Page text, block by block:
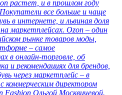
растет, и в прошлом году
все больше и чаще
в интернете, и львиная доля
маркетплейсах. Ozon – один
рынке товаров моды,
– самое
в онлайн-торговле, об
и рекомендациях для брендов,
через маркетплейс – в
коммерческим директором
Fashion Ольгой Москвичевой.